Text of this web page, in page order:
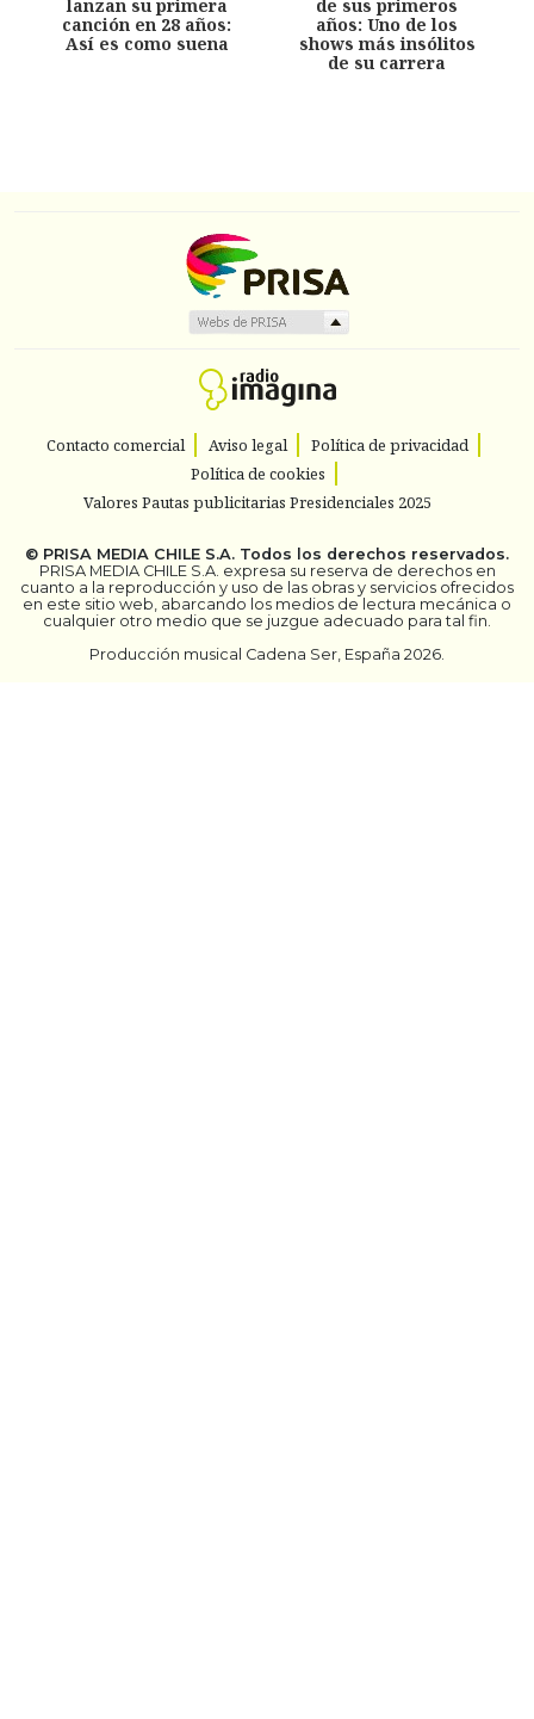
lanzan su primera
canción en 28 años:
Así es como suena
de sus primeros
años: Uno de los
shows más insólitos
de su carrera
Contacto comercial Aviso legal
Política de privacidad
Política de cookies
Valores Pautas publicitarias Presidenciales 2025
© PRISA MEDIA CHILE S.A. Todos los derechos reservados.
PRISA MEDIA CHILE S.A. expresa su reserva de derechos en
cuanto a la reproducción y uso de las obras y servicios ofrecidos
en este sitio web, abarcando los medios de lectura mecánica o
cualquier otro medio que se juzgue adecuado para tal fin.
Producción musical Cadena Ser, España 2026.